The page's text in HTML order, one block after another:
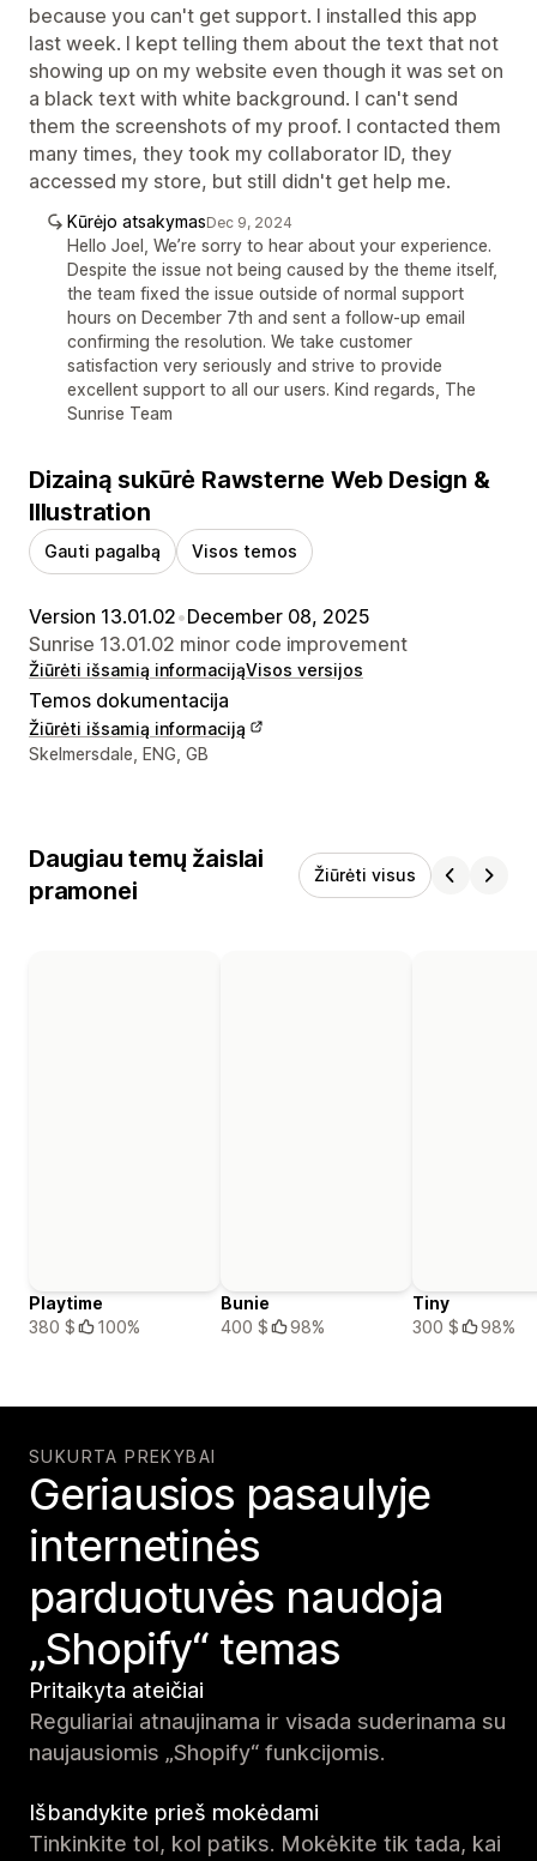
because you can't get support. I installed this app
last week. I kept telling them about the text that not
showing up on my website even though it was set on
a black text with white background. I can't send
them the screenshots of my proof. I contacted them
many times, they took my collaborator ID, they
accessed my store, but still didn't get help me.
Kūrėjo atsakymasDec 9, 2024
Hello Joel, We’re sorry to hear about your experience.
Despite the issue not being caused by the theme itself,
the team fixed the issue outside of normal support
hours on December 7th and sent a follow-up email
confirming the resolution. We take customer
satisfaction very seriously and strive to provide
excellent support to all our users. Kind regards, The
Sunrise Team
Dizainą sukūrė Rawsterne Web Design &
Illustration
Gauti pagalbą Visos temos
Version 13.01.02•December 08, 2025
Sunrise 13.01.02 minor code improvement
Žiūrėti išsamią informacijąVisos versijos
Temos dokumentacija
Žiūrėti išsamią informaciją
Kūrėjo kontaktiniai duomenys
Skelmersdale, ENG, GB
Daugiau temų žaislai
pramonei
Žiūrėti visus
Playtime
380 $
100%
Bunie
400 $
98%
Tiny
300 $
98%
SUKURTA PREKYBAI
Geriausios pasaulyje
internetinės
parduotuvės naudoja
„Shopify“ temas
Pritaikyta ateičiai
Reguliariai atnaujinama ir visada suderinama su
naujausiomis „Shopify“ funkcijomis.
Išbandykite prieš mokėdami
Tinkinkite tol, kol patiks. Mokėkite tik tada, kai